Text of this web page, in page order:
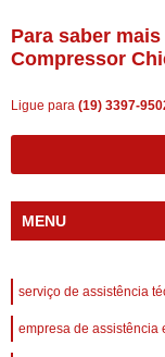
Para saber
Compressor
Ligue para (19) 3397-
MENU
serviço de assistência
empresa de assistência